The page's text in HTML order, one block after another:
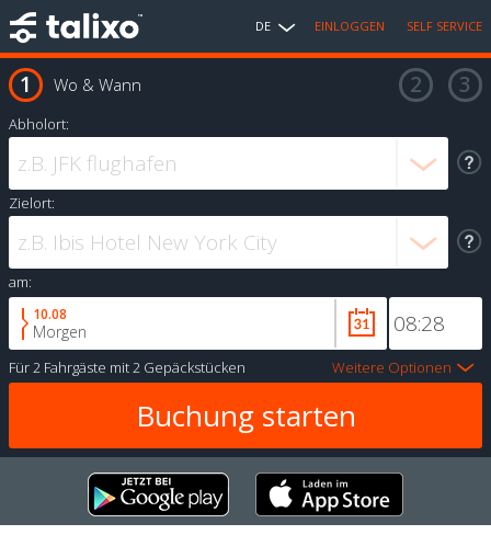
DE EINLOGGEN SELF SERVICE
Wo & Wann
Abholort:
Zielort:
am:
10.08
Morgen
Für2 Fahrgäste mit2 Gepäckstücken Weitere Optionen